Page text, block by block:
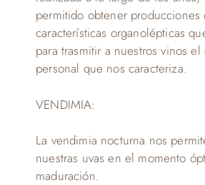
permitido obtener producciones
características organolépticas
para trasmitir a nuestros vinos el
personal que nos caracteriza.
VENDIMIA:
La vendimia nocturna nos
nuestras uvas en el momento
maduración.